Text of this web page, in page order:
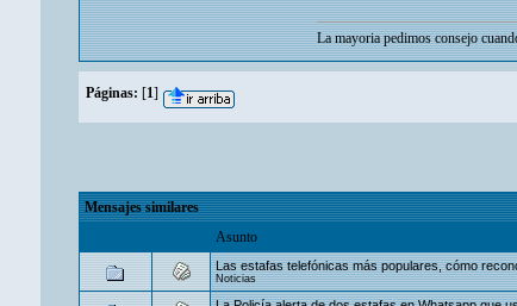
La mayoria pedimos consejo
Páginas: [1]
Mensajes similares
Asunto
Las estafas telefónicas más populares, cómo
Noticias